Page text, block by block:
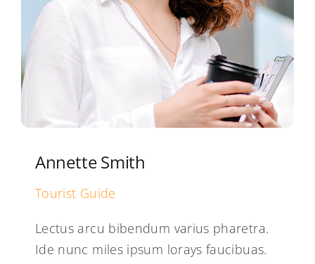
Annette Smith
Tourist Guide
Lectus arcu bibendum varius pharetra.
Ide nunc miles ipsum lorays faucibuas.